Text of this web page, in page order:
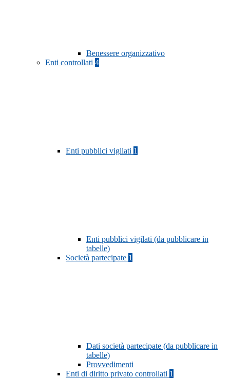
Benessere organizzativo
Enti controllati 4
Enti pubblici vigilati 1
Enti pubblici vigilati (da pubblicare in
tabelle)
Società partecipate 1
Dati società partecipate (da pubblicare in
tabelle)
Provvedimenti
Enti di diritto privato controllati 1